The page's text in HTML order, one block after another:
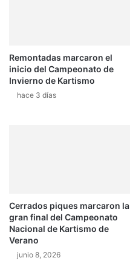
Remontadas marcaron el
inicio del Campeonato de
Invierno de Kartismo
hace 3 días
Cerrados piques marcaron la
gran final del Campeonato
Nacional de Kartismo de
Verano
junio 8, 2026